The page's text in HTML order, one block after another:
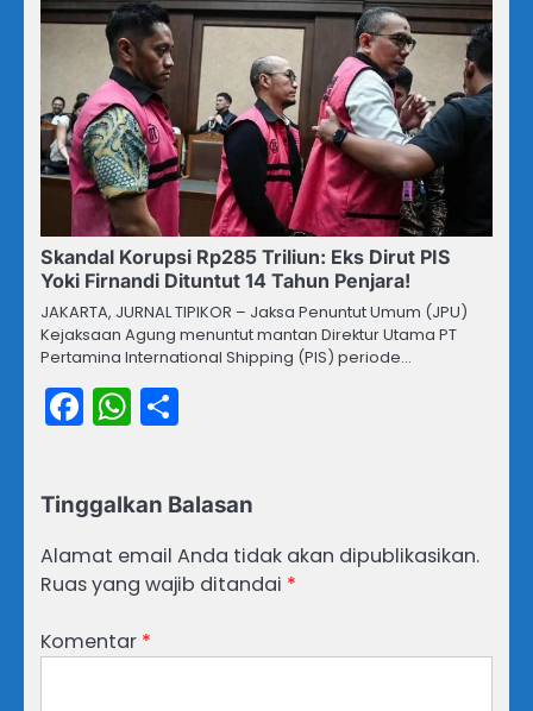
Skandal Korupsi Rp285 Triliun: Eks Dirut PIS
Yoki Firnandi Dituntut 14 Tahun Penjara!
JAKARTA, JURNAL TIPIKOR – Jaksa Penuntut Umum (JPU)
Kejaksaan Agung menuntut mantan Direktur Utama PT
Pertamina International Shipping (PIS) periode…
Facebook
WhatsApp
Tinggalkan Balasan
Alamat email Anda tidak akan dipublikasikan.
Ruas yang wajib ditandai *
Komentar *